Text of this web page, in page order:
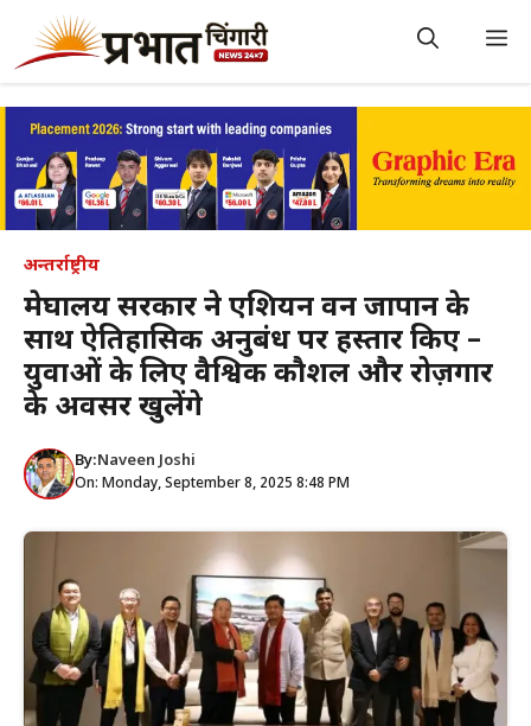
content
अन्तर्राष्ट्रीय
मेघालय सरकार ने एशियन वन जापान के
साथ ऐतिहासिक अनुबंध पर हस्ताक्षर किए –
युवाओं के लिए वैश्विक कौशल और रोज़गार
के अवसर खुलेंगे
By:Naveen Joshi
On: Monday, September 8, 2025 8:48 PM